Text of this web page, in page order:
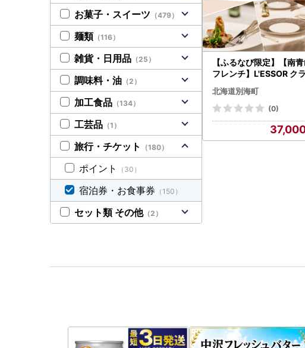
【ふるなび限定】【南
フレンチ】L'ESSOR クラ
シックの伝承と創造「別
町ランチコース」お食事
1名様 北海道
北海道別海町
(0)
お菓子・スイーツ （479）
麺類 （116）
雑貨・日用品 （25）
調味料・油 （2）
加工食品 （134）
工芸品 （1）
旅行・チケット （180）
ポイント （30）
宿泊券・お食事券 （150）
セット類 その他（2）